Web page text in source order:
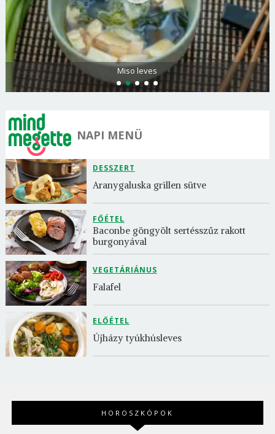
Miso leves
NAPI MENÜ
DESSZERT
Aranygaluska grillen sütve
FŐÉTEL
Baconbe göngyölt sertésszűz rakott
burgonyával
VEGETÁRIÁNUS
Falafel
ELŐÉTEL
Újházy tyúkhúsleves
HOROSZKÓPOK